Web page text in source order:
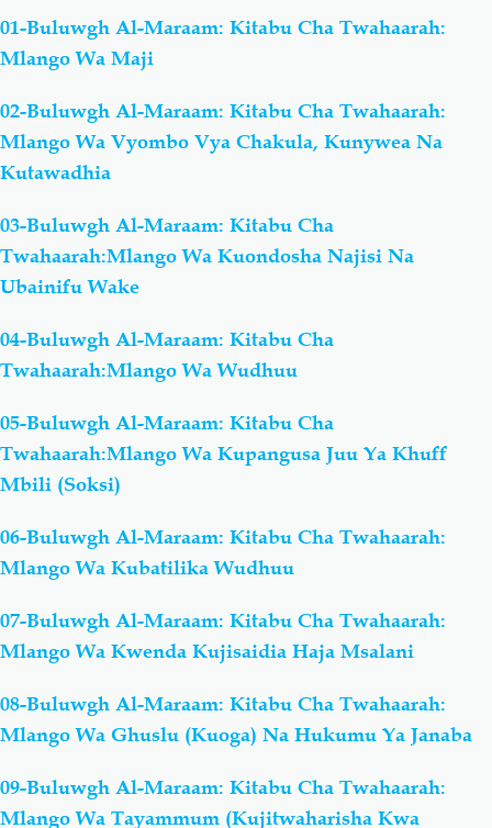
01-Buluwgh Al-Maraam: Kitabu Cha Twahaarah:
Mlango Wa Maji
02-Buluwgh Al-Maraam: Kitabu Cha Twahaarah:
Mlango Wa Vyombo Vya Chakula, Kunywea Na
Kutawadhia
03-Buluwgh Al-Maraam: Kitabu Cha
Twahaarah:Mlango Wa Kuondosha Najisi Na
Ubainifu Wake
04-Buluwgh Al-Maraam: Kitabu Cha
Twahaarah:Mlango Wa Wudhuu
05-Buluwgh Al-Maraam: Kitabu Cha
Twahaarah:Mlango Wa Kupangusa Juu Ya Khuff
Mbili (Soksi)
06-Buluwgh Al-Maraam: Kitabu Cha Twahaarah:
Mlango Wa Kubatilika Wudhuu
07-Buluwgh Al-Maraam: Kitabu Cha Twahaarah:
Mlango Wa Kwenda Kujisaidia Haja Msalani
08-Buluwgh Al-Maraam: Kitabu Cha Twahaarah:
Mlango Wa Ghuslu (Kuoga) Na Hukumu Ya Janaba
09-Buluwgh Al-Maraam: Kitabu Cha Twahaarah:
Mlango Wa Tayammum (Kujitwaharisha Kwa